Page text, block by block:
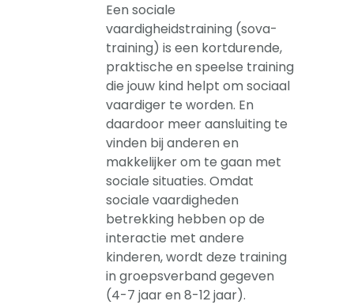
Een sociale
vaardigheidstraining (sova-
training) is een kortdurende,
praktische en speelse training
die jouw kind helpt om sociaal
vaardiger te worden. En
daardoor meer aansluiting te
vinden bij anderen en
makkelijker om te gaan met
sociale situaties. Omdat
sociale vaardigheden
betrekking hebben op de
interactie met andere
kinderen, wordt deze training
in groepsverband gegeven
(4-7 jaar en 8-12 jaar).